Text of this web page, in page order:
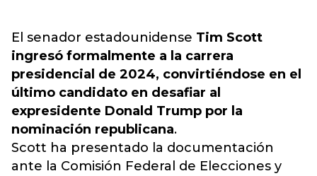
El senador estadounidense Tim Scott
ingresó formalmente a la carrera
presidencial de 2024, convirtiéndose en el
último candidato en desafiar al
expresidente Donald Trump por la
nominación republicana.
Scott ha presentado la documentación
ante la Comisión Federal de Elecciones y